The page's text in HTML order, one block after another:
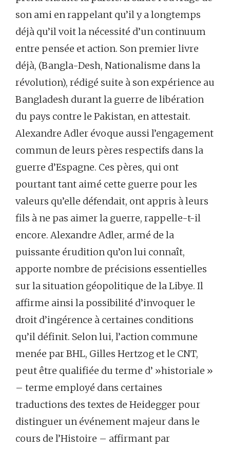
son ami en rappelant qu’il y a longtemps
déjà qu’il voit la nécessité d’un continuum
entre pensée et action. Son premier livre
déjà, (Bangla-Desh, Nationalisme dans la
révolution), rédigé suite à son expérience au
Bangladesh durant la guerre de libération
du pays contre le Pakistan, en attestait.
Alexandre Adler évoque aussi l’engagement
commun de leurs pères respectifs dans la
guerre d’Espagne. Ces pères, qui ont
pourtant tant aimé cette guerre pour les
valeurs qu’elle défendait, ont appris à leurs
fils à ne pas aimer la guerre, rappelle-t-il
encore. Alexandre Adler, armé de la
puissante érudition qu’on lui connaît,
apporte nombre de précisions essentielles
sur la situation géopolitique de la Libye. Il
affirme ainsi la possibilité d’invoquer le
droit d’ingérence à certaines conditions
qu’il définit. Selon lui, l’action commune
menée par BHL, Gilles Hertzog et le CNT,
peut être qualifiée du terme d’ »historiale »
– terme employé dans certaines
traductions des textes de Heidegger pour
distinguer un événement majeur dans le
cours de l’Histoire – affirmant par